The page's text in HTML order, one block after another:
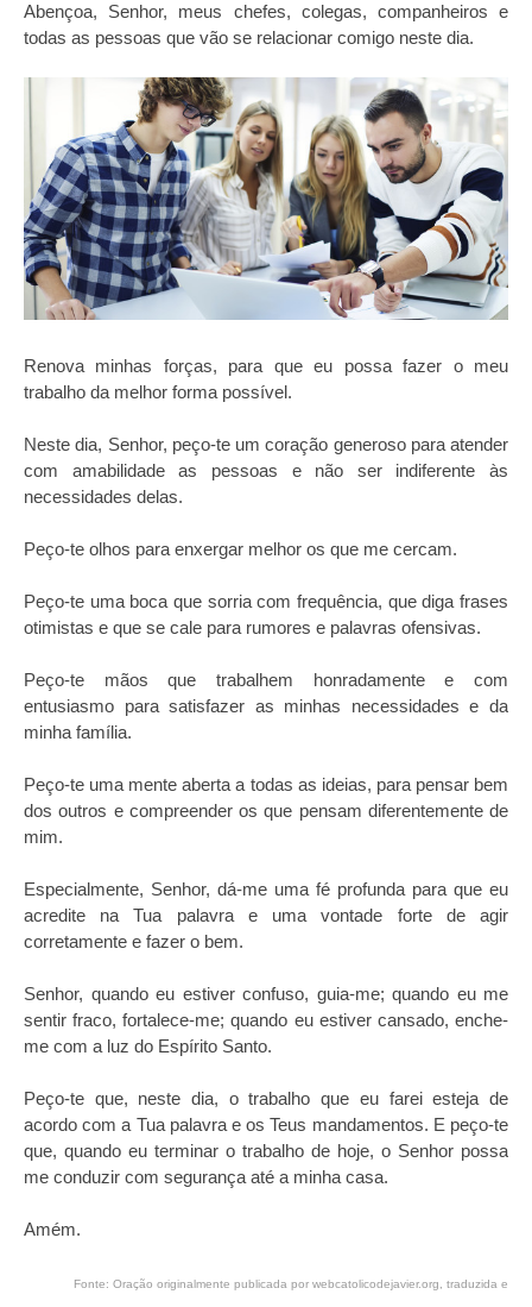
Abençoa, Senhor, meus chefes, colegas, companheiros e
todas as pessoas que vão se relacionar comigo neste dia.
Renova minhas forças, para que eu possa fazer o meu
trabalho da melhor forma possível.
Neste dia, Senhor, peço-te um coração generoso para atender
com amabilidade as pessoas e não ser indiferente às
necessidades delas.
Peço-te olhos para enxergar melhor os que me cercam.
Peço-te uma boca que sorria com frequência, que diga frases
otimistas e que se cale para rumores e palavras ofensivas.
Peço-te mãos que trabalhem honradamente e com
entusiasmo para satisfazer as minhas necessidades e da
minha família.
Peço-te uma mente aberta a todas as ideias, para pensar bem
dos outros e compreender os que pensam diferentemente de
mim.
Especialmente, Senhor, dá-me uma fé profunda para que eu
acredite na Tua palavra e uma vontade forte de agir
corretamente e fazer o bem.
Senhor, quando eu estiver confuso, guia-me; quando eu me
sentir fraco, fortalece-me; quando eu estiver cansado, enche-
me com a luz do Espírito Santo.
Peço-te que, neste dia, o trabalho que eu farei esteja de
acordo com a Tua palavra e os Teus mandamentos. E peço-te
que, quando eu terminar o trabalho de hoje, o Senhor possa
me conduzir com segurança até a minha casa.
Amém.
Fonte: Oração originalmente publicada por webcatolicodejavier.org, traduzida e